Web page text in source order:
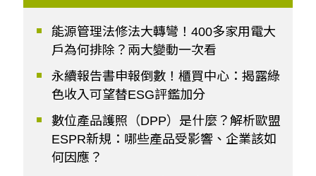
能源管理法修法大轉彎！400多家用電大
戶為何排除？兩大變動一次看
永續報告書申報倒數！櫃買中心：揭露綠
色收入可望替ESG評鑑加分
數位產品護照（DPP）是什麼？解析歐盟
ESPR新規：哪些產品受影響、企業該如
何因應？